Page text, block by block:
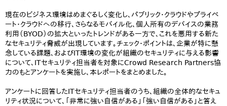
現在のビジネス環境はめまぐるしく変化し、パブリック・クラウドやプライベ
ート・クラウドへの移行、さらなるモバイル化、個人所有のデバイスの業務
利用（BYOD）の拡大といったトレンドがある一方で、これを悪用する新た
なセキュリティ脅威が出現しています。チェック・ポイントは、企業が特に懸
念している課題、およびIT環境の変化が組織のセキュリティに与える影響
について、ITセキュリティ担当者を対象にCrowd Research Partners協
力のもとアンケートを実施し、本レポートをまとめました。
アンケートに回答したITセキュリティ担当者のうち、組織の全体的なセキュ
リティ状況について、「非常に強い自信がある」「強い自信がある」と答え